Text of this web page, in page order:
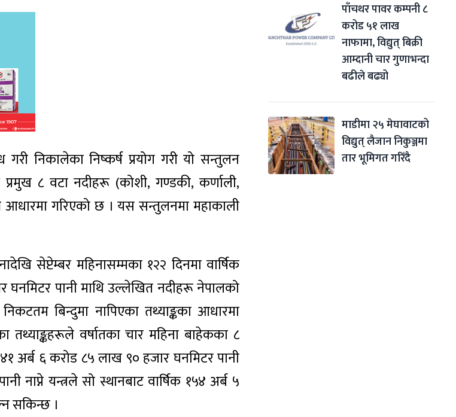
निकालेका निष्कर्ष प्रयोग गरी यो सन्तुलन
८ वटा नदीहरू (कोशी, गण्डकी, कर्णाली,
आधारमा गरिएको छ । यस सन्तुलनमा महाकाली
सेप्टेम्बर महिनासम्मका १२२ दिनमा वार्षिक
घनमिटर पानी माथि उल्लेखित नदीहरू नेपालको
बिन्दुमा नापिएका तथ्याङ्कका आधारमा
तथ्याङ्कहरूले वर्षातका चार महिना बाहेकका ८
अर्ब ६ करोड ८५ लाख ९० हजार घनमिटर पानी
नाप्ने यन्त्रले सो स्थानबाट वार्षिक १५४ अर्ब ५
सकिन्छ ।
पाँचथर पावर कम्पनी ८
करोड ५१ लाख
नाफामा, विद्युत् बिक्री
आम्दानी चार गुणाभन्दा
बढीले बढ्यो
माडीमा २५ मेघावाटको
विद्युत् लैजान निकुञ्जमा
तार भूमिगत गरिँदै